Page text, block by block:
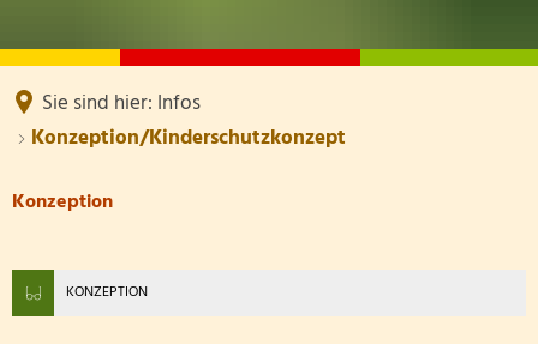
Sie sind hier: Infos
Konzeption/Kinderschutzkonzept
Konzeption
KONZEPTION